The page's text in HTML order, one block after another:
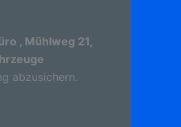
, Mühlweg 21,
abzusichern.